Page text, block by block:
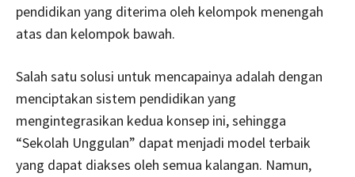
pendidikan yang diterima oleh kelompok menengah
atas dan kelompok bawah.
Salah satu solusi untuk mencapainya adalah dengan
menciptakan sistem pendidikan yang
mengintegrasikan kedua konsep ini, sehingga
“Sekolah Unggulan” dapat menjadi model terbaik
yang dapat diakses oleh semua kalangan. Namun,